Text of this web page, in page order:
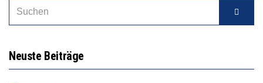
Neuste Beiträge